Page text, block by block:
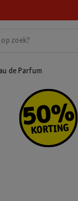
de Parfum